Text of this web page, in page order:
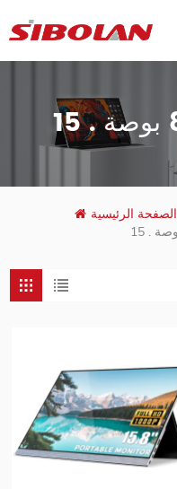
الصفحة الرئيسية